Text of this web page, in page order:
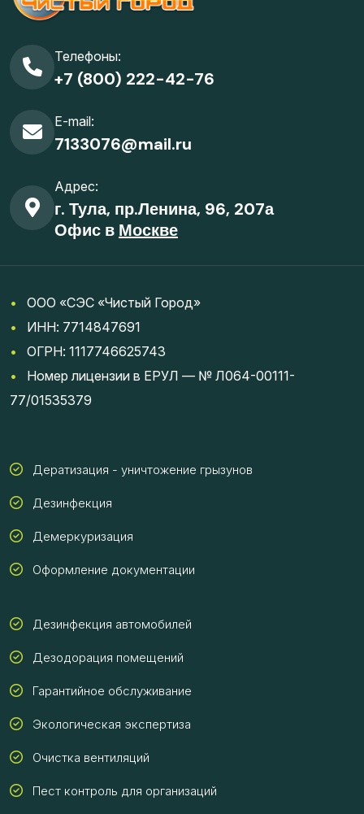
Телефоны:
+7 (800) 222-42-76
E-mail:
7133076@mail.ru
Адрес:
г. Тула, пр.Ленина, 96, 207а
Офис в Москве
• ООО «СЭС «Чистый Город»
•
ИНН: 7714847691
• ОГРН: 1117746625743
• Номер лицензии в ЕРУЛ — № Л064-00111-
77/01535379
Дератизация - уничтожение грызунов
Дезинфекция
Демеркуризация
Оформление документации
Дезинфекция автомобилей
Дезодорация помещений
Гарантийное обслуживание
Экологическая экспертиза
Очистка вентиляций
Пест контроль для организаций